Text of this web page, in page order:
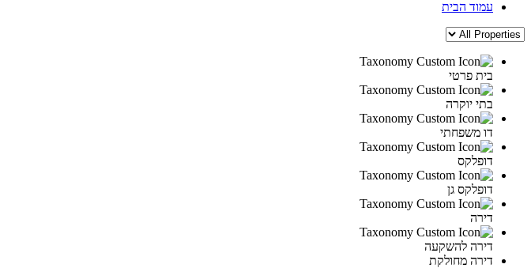
עמוד הבית
בית פרטי
בתי יוקרה
דו משפחתי
דופלקס
דופלקס גן
דירה
דירה להשקעה
דירה מחולקת